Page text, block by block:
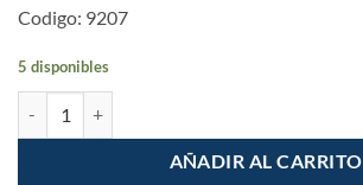
Codigo: 9207
5 disponibles
AÑADIR AL CARRITO